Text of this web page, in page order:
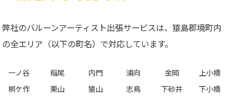
弊社のバルーンアーティスト出張サービスは、猿島郡境町内
の全エリア（以下の町名）で対応しています。
一ノ谷 稲尾 内門 浦向 金岡
上小橋
桐ケ作
栗山 猿山 志鳥 下砂井
下小橋